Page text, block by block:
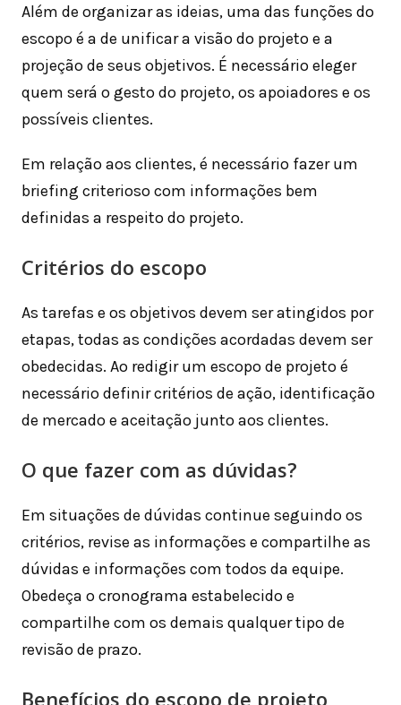
Além de organizar as ideias, uma das funções do
escopo é a de unificar a visão do projeto e a
projeção de seus objetivos. É necessário eleger
quem será o gesto do projeto, os apoiadores e os
possíveis clientes.
Em relação aos clientes, é necessário fazer um
briefing criterioso com informações bem
definidas a respeito do projeto.
Critérios do escopo
As tarefas e os objetivos devem ser atingidos por
etapas, todas as condições acordadas devem ser
obedecidas. Ao redigir um escopo de projeto é
necessário definir critérios de ação, identificação
de mercado e aceitação junto aos clientes.
O que fazer com as dúvidas?
Em situações de dúvidas continue seguindo os
critérios, revise as informações e compartilhe as
dúvidas e informações com todos da equipe.
Obedeça o cronograma estabelecido e
compartilhe com os demais qualquer tipo de
revisão de prazo.
Benefícios do escopo de projeto